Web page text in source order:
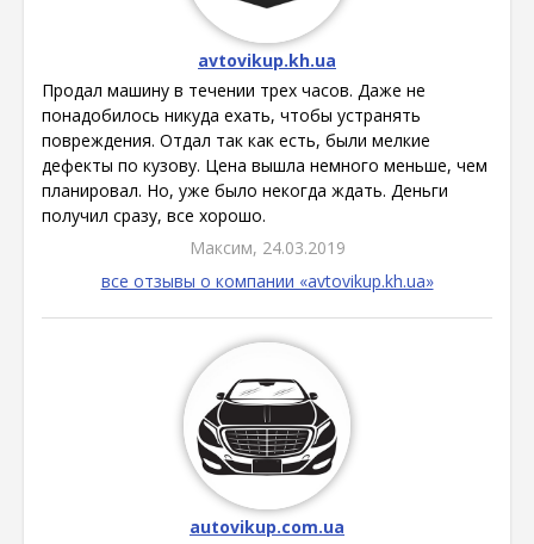
avtovikup.kh.ua
Продал машину в течении трех часов. Даже не
понадобилось никуда ехать, чтобы устранять
повреждения. Отдал так как есть, были мелкие
дефекты по кузову. Цена вышла немного меньше, чем
планировал. Но, уже было некогда ждать. Деньги
получил сразу, все хорошо.
Максим, 24.03.2019
все отзывы о компании «avtovikup.kh.ua»
autovikup.com.ua